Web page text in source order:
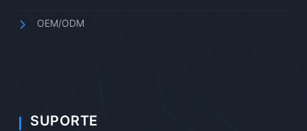
OEM/ODM
SUPORTE